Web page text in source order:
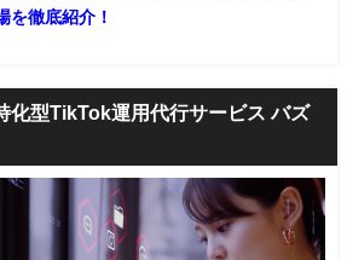
を徹底紹介！
化型TikTok運用代行サービス バズ